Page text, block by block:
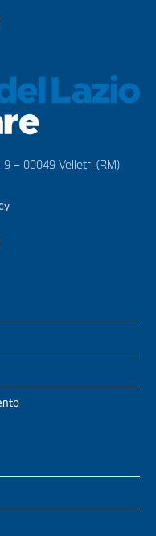
– 00049 Velletri (RM)